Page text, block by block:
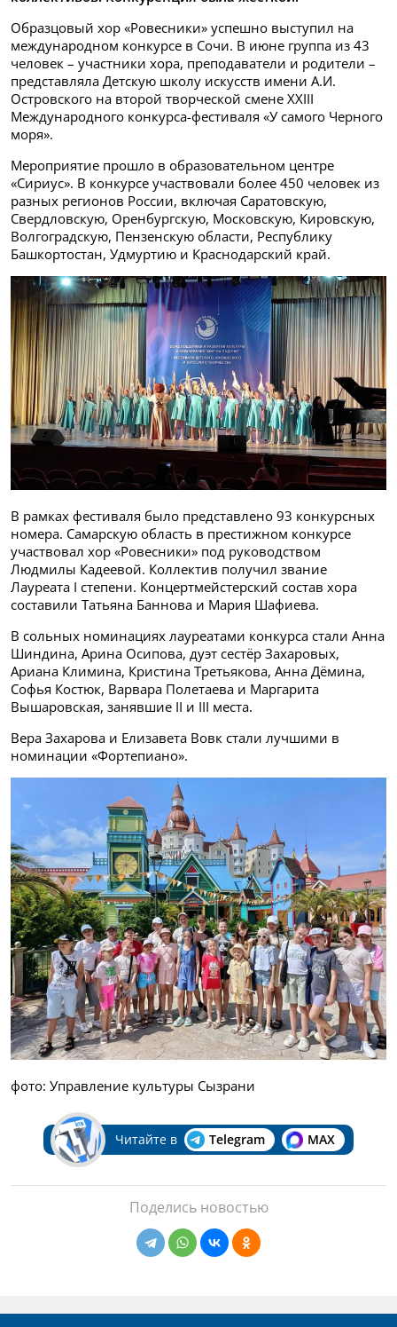
Образцовый хор «Ровесники» успешно выступил на
международном конкурсе в Сочи. В июне группа из 43
человек – участники хора, преподаватели и родители –
представляла Детскую школу искусств имени А.И.
Островского на второй творческой смене XXIII
Международного конкурса-фестиваля «У самого Черного
моря».
Мероприятие прошло в образовательном центре
«Сириус». В конкурсе участвовали более 450 человек из
разных регионов России, включая Саратовскую,
Свердловскую, Оренбургскую, Московскую, Кировскую,
Волгоградскую, Пензенскую области, Республику
Башкортостан, Удмуртию и Краснодарский край.
В рамках фестиваля было представлено 93 конкурсных
номера. Самарскую область в престижном конкурсе
участвовал хор «Ровесники» под руководством
Людмилы Кадеевой. Коллектив получил звание
Лауреата I степени. Концертмейстерский состав хора
составили Татьяна Баннова и Мария Шафиева.
В сольных номинациях лауреатами конкурса стали Анна
Шиндина, Арина Осипова, дуэт сестёр Захаровых,
Ариана Климина, Кристина Третьякова, Анна Дёмина,
Софья Костюк, Варвара Полетаева и Маргарита
Вышаровская, занявшие II и III места.
Вера Захарова и Елизавета Вовк стали лучшими в
номинации «Фортепиано».
фото: Управление культуры Сызрани
Читайте в Telegram MAX
Поделись новостью